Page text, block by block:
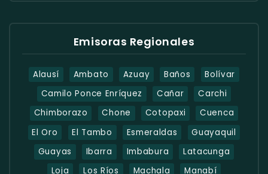
Emisoras Regionales
Alausí Ambato Azuay Baños
Bolívar
Camilo Ponce Enríquez
Cañar
Carchi
Chimborazo
Chone Cotopaxi
Cuenca
El Oro
El Tambo Esmeraldas
Guayaquil
Guayas
Ibarra Imbabura
Latacunga
Loja
Los Ríos Machala Manabí